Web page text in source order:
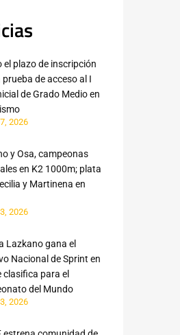
el plazo de inscripción
prueba de acceso al I
de Grado Medio en
2026
y Osa, campeonas
en K2 1000m; plata
y Martinena en
2026
Lazkano gana el
Nacional de Sprint en
clasifica para el
del Mundo
2026